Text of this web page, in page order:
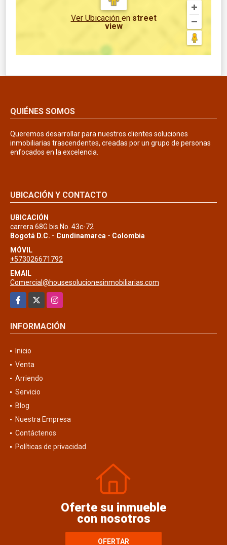
Ver Ubicación en street
view
QUIÉNES SOMOS
Queremos desarrollar para nuestros clientes soluciones
inmobiliarias trascendentes, creadas por un grupo de personas
enfocados en la excelencia.
UBICACIÓN Y CONTACTO
UBICACIÓN
carrera 68G bis No. 43c-72
Bogotá D.C. - Cundinamarca - Colombia
MÓVIL
+573026671792
EMAIL
Comercial@housesolucionesinmobiliarias.com
Facebook
Instagram
INFORMACIÓN
Inicio
Venta
Arriendo
Servicio
Blog
Nuestra Empresa
Contáctenos
Políticas de privacidad
Oferte su inmueble
con nosotros
OFERTAR